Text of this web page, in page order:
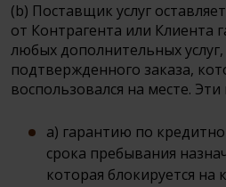
(b) Поставщик услуг
от Контрагента или Клиента
любых дополнительных
подтвержденного заказа,
воспользовался на месте.
a) гарантию по
срока пребывания
которая блокируется